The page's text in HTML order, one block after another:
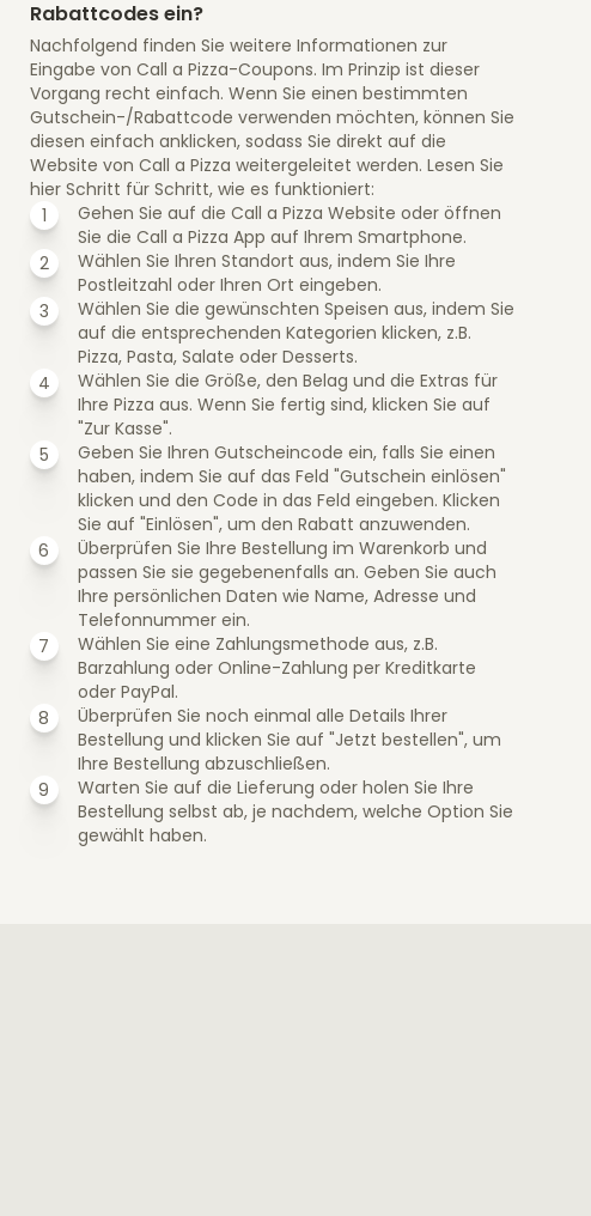
Rabattcodes ein?
Nachfolgend finden Sie weitere Informationen zur
Eingabe von Call a Pizza-Coupons. Im Prinzip ist dieser
Vorgang recht einfach. Wenn Sie einen bestimmten
Gutschein-/Rabattcode verwenden möchten, können Sie
diesen einfach anklicken, sodass Sie direkt auf die
Website von Call a Pizza weitergeleitet werden. Lesen Sie
hier Schritt für Schritt, wie es funktioniert:
Gehen Sie auf die Call a Pizza Website oder öffnen
Sie die Call a Pizza App auf Ihrem Smartphone.
Wählen Sie Ihren Standort aus, indem Sie Ihre
Postleitzahl oder Ihren Ort eingeben.
Wählen Sie die gewünschten Speisen aus, indem Sie
auf die entsprechenden Kategorien klicken, z.B.
Pizza, Pasta, Salate oder Desserts.
Wählen Sie die Größe, den Belag und die Extras für
Ihre Pizza aus. Wenn Sie fertig sind, klicken Sie auf
"Zur Kasse".
Geben Sie Ihren Gutscheincode ein, falls Sie einen
haben, indem Sie auf das Feld "Gutschein einlösen"
klicken und den Code in das Feld eingeben. Klicken
Sie auf "Einlösen", um den Rabatt anzuwenden.
Überprüfen Sie Ihre Bestellung im Warenkorb und
passen Sie sie gegebenenfalls an. Geben Sie auch
Ihre persönlichen Daten wie Name, Adresse und
Telefonnummer ein.
Wählen Sie eine Zahlungsmethode aus, z.B.
Barzahlung oder Online-Zahlung per Kreditkarte
oder PayPal.
Überprüfen Sie noch einmal alle Details Ihrer
Bestellung und klicken Sie auf "Jetzt bestellen", um
Ihre Bestellung abzuschließen.
Warten Sie auf die Lieferung oder holen Sie Ihre
Bestellung selbst ab, je nachdem, welche Option Sie
gewählt haben.